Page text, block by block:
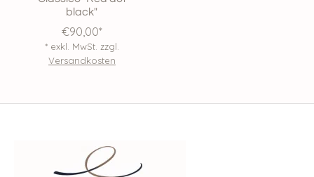
black"
€90,00*
* exkl. MwSt. zzgl.
Versandkosten